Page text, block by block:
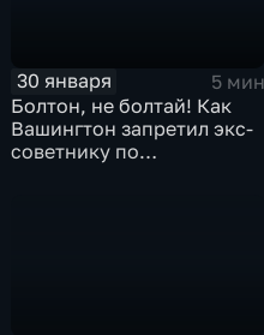
30 января
5 мин
Болтон, не болтай! Как
Вашингтон запретил экс-
советнику по